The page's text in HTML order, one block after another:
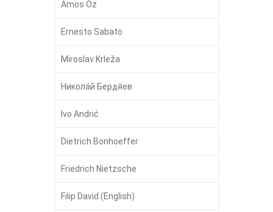
Amos Oz
Ernesto Sabato
Miroslav Krleža
Никола́й Бердя́ев
Ivo Andrić
Dietrich Bonhoeffer
Friedrich Nietzsche
Filip David (English)